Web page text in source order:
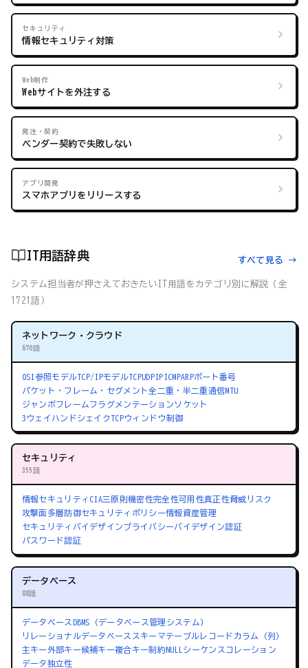
セキュリティ
情報セキュリティ対策
Web制作
Webサイトを外注する
発注・契約
ベンダー契約で失敗しない
アプリ開発
スマホアプリをリリースする
IT用語辞典 すべて見る →
システム担当者が押さえておきたいIT用語をカテゴリ別に解説（全
1721語）
ネットワーク・クラウド
670語
OSI参照モデルTCP/IPモデルTCPUDPIPICMPARPポート番号
パケット・フレーム・セグメント全二重・半二重通信MTU
ジャンボフレーム フラグメンテーションソケット
3ウェイハンドシェイクTCPウィンドウ制御
セキュリティ
355語
情報セキュリティ CIA三原則機密性完全性可用性真正性脅威 リスク
攻撃面多層防御セキュリティポリシー情報資産管理
セキュリティバイデザインプライバシーバイデザイン認証
パスワード認証
データベース
88語
データベース DBMS（データベース管理システム）
リレーショナルデータベース スキーマテーブルレコード カラム（列）
主キー外部キー候補キー複合キー制約NULL シーケンス コレーション
データ独立性